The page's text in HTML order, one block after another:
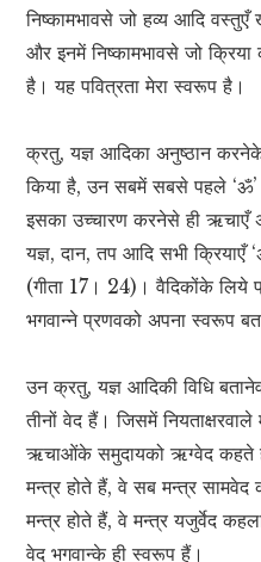
निष्कामभावसे जो हव्य आदि वस्तुएँ
और इनमें निष्कामभावसे जो क्रिया
है। यह पवित्रता मेरा स्वरूप है।
क्रतु, यज्ञ आदिका अनुष्ठान
किया है, उन सबमें सबसे पहले ‘ॐ’
इसका उच्चारण करनेसे ही ऋचाएँ
यज्ञ, दान, तप आदि सभी क्रियाएँ
(गीता 17। 24)। वैदिकोंके लिये
भगवान्ने प्रणवको अपना स्वरूप
उन क्रतु, यज्ञ आदिकी विधि
तीनों वेद हैं। जिसमें
ऋचाओंके समुदायको ऋग्वेद कहते
मन्त्र होते हैं, वे सब मन्त्र सामवेद
मन्त्र होते हैं, वे मन्त्र यजुर्वेद
वेद भगवान्के ही स्वरूप हैं।